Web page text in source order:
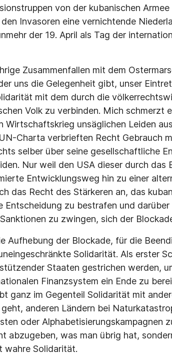
von der kubanischen
Invasoren eine vernichtende
der 19. April als Tag der
Zusammenfallen mit dem
uns die Gelegenheit gibt, unser
mit dem durch die
Volk zu verbinden. Mich schmerzt
Wirtschaftskrieg unsäglichen Leiden
Charta verbrieften Recht Gebrauch
selber über seine gesellschaftliche
Nur weil den USA dieser durch das
Entwicklungsweg hin zu einer
das Recht des Stärkeren an, das
Entscheidung zu bestrafen und darüber
zu zwingen, sich der
Aufhebung der Blockade, für die
Solidarität. Als erster
Staaten gestrichen werden,
Finanzsystem ein Ende zu
ganz im Gegenteil Solidarität mit
anderen Ländern bei
oder Alphabetisierungskampagnen
abzugeben, was man übrig hat,
wahre Solidarität.